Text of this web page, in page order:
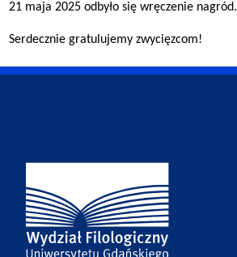
21 maja 2025 odbyło się wręczenie nagród.
Serdecznie gratulujemy zwycięzcom!
Adres Wydziału